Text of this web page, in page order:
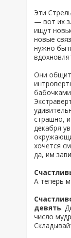
Эти
— вот их
ищут
новые
нужно
Они
страшно,
декабря
хочется
да, им
А теперь
девять.
число